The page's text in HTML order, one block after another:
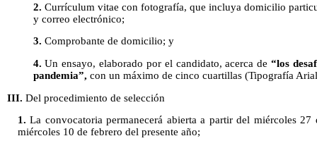
2. Currículum vitae con fotografía, que incluya domicilio
y correo electrónico;
3. Comprobante de domicilio; y
4. Un ensayo, elaborado por el candidato, acerca de“los
pandemia”, con un máximo de cinco cuartillas (Tipografía
III. Del procedimiento de selección
1. La convocatoria permanecerá abierta a partir del miércoles
miércoles 10 de febrero del presente año;